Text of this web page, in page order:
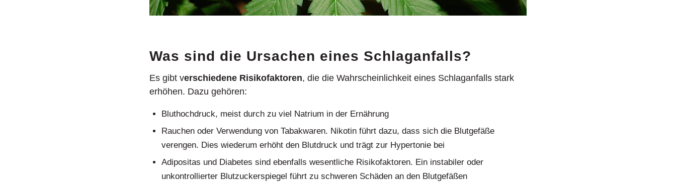
Was sind die Ursachen eines Schlaganfalls?
Es gibt verschiedene Risikofaktoren, die die Wahrscheinlichkeit eines Schlaganfalls stark
erhöhen. Dazu gehören:
Bluthochdruck, meist durch zu viel Natrium in der Ernährung
Rauchen oder Verwendung von Tabakwaren. Nikotin führt dazu, dass sich die Blutgefäße
verengen. Dies wiederum erhöht den Blutdruck und trägt zur Hypertonie bei
Adipositas und Diabetes sind ebenfalls wesentliche Risikofaktoren. Ein instabiler oder
unkontrollierter Blutzuckerspiegel führt zu schweren Schäden an den Blutgefäßen